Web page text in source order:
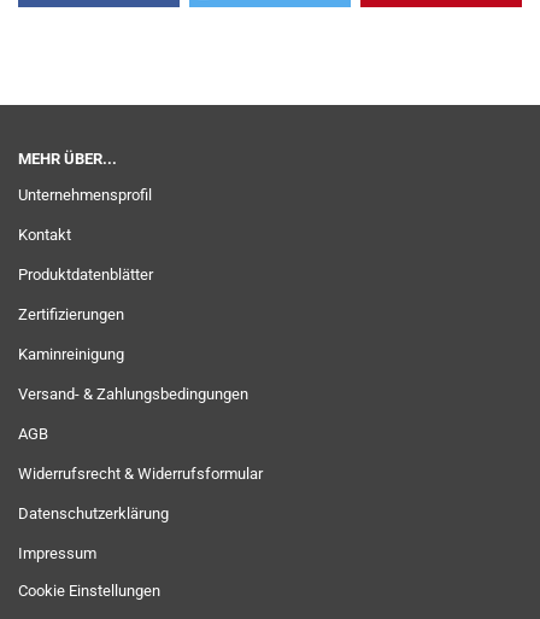
MEHR ÜBER...
Unternehmensprofil
Kontakt
Produktdatenblätter
Zertifizierungen
Kaminreinigung
Versand- & Zahlungsbedingungen
AGB
Widerrufsrecht & Widerrufsformular
Datenschutzerklärung
Impressum
Cookie Einstellungen